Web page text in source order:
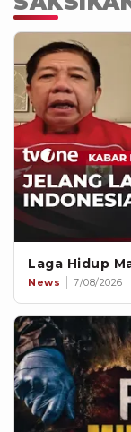
Laga Hidup
News 7/08/2026